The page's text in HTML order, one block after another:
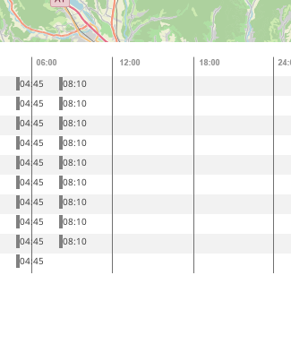
04:45 08:10
04:45 08:10
04:45 08:10
04:45 08:10
04:45 08:10
04:45 08:10
04:45 08:10
04:45 08:10
04:45 08:10
04:45